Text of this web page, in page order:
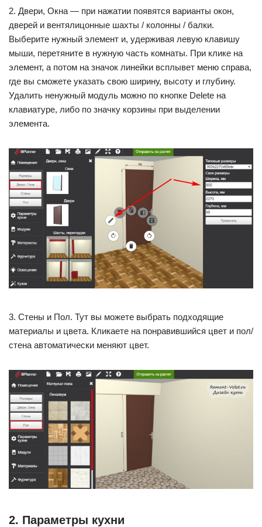
2. Двери, Окна — при нажатии появятся варианты окон,
дверей и вентялицонные шахты / колонны / балки.
Выберите нужный элемент и, удерживая левую клавишу
мыши, перетяните в нужную часть комнаты. При клике на
элемент, а потом на значок линейки всплывет меню справа,
где вы сможете указать свою ширину, высоту и глубину.
Удалить ненужный модуль можно по кнопке Delete на
клавиатуре, либо по значку корзины при выделении
элемента.
3. Стены и Пол. Тут вы можете выбрать подходящие
материалы и цвета. Кликаете на понравившийся цвет и пол/
стена автоматически меняют цвет.
2. Параметры кухни